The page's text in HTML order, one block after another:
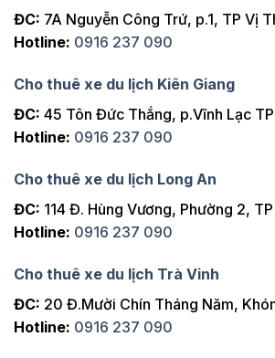
ĐC: 7A Nguyễn Công Trứ, p.1, TP Vị
Hotline: 0916 237 090
Cho thuê xe du lịch Kiên Giang
ĐC: 45 Tôn Đức Thắng, p.Vĩnh Lạc TP
Hotline: 0916 237 090
Cho thuê xe du lịch Long An
ĐC: 114 Đ. Hùng Vương, Phường 2,
Hotline: 0916 237 090
Cho thuê xe du lịch Trà Vinh
ĐC: 20 Đ.Mười Chín Tháng Năm,
Hotline: 0916 237 090